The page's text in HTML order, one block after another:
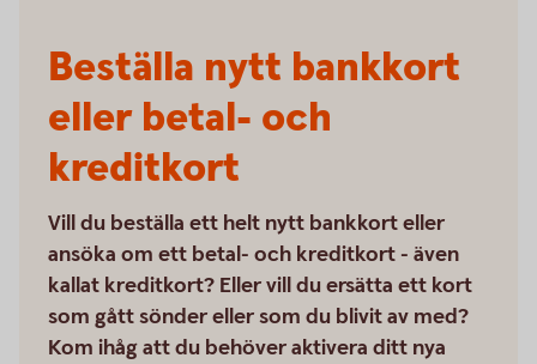
Beställa nytt bankkort
eller betal- och
kreditkort
Vill du beställa ett helt nytt bankkort eller
ansöka om ett betal- och kreditkort - även
kallat kreditkort? Eller vill du ersätta ett kort
som gått sönder eller som du blivit av med?
Kom ihåg att du behöver aktivera ditt nya